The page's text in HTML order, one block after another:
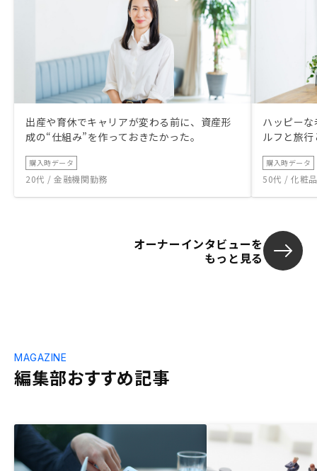
出産や育休でキャリアが変わる前に、資産形
成の“仕組み”を作っておきたかった。
購入時データ
20代 / 金融機関勤務
ハッピー
ルフと旅
購入時データ
50代 / 化粧
オーナーインタビューを
もっと見る
編集部おすすめ記事
MAGAZINE